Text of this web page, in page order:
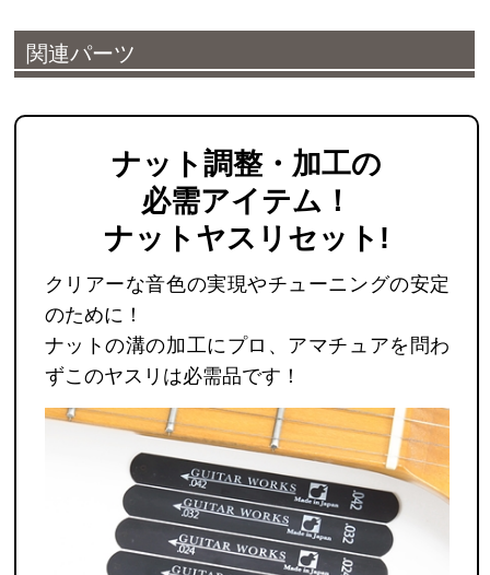
関連パーツ
ナット調整・加工の
必需アイテム！
ナットヤスリセット !
クリアーな音色の実現やチューニングの安定
のために！
ナットの溝の加工にプロ、アマチュアを問わ
ずこのヤスリは必需品です！